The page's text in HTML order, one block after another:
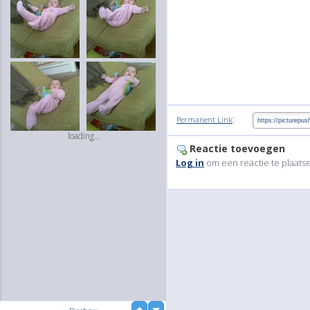
loading...
Permanent Link:
Reactie toevoegen
Log in om een reactie te